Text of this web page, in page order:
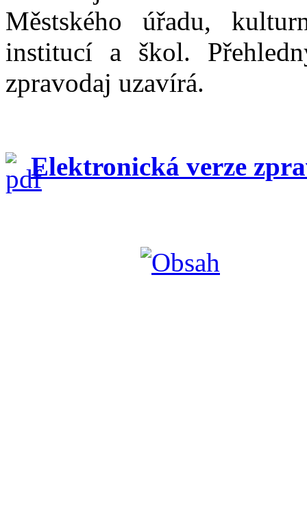
Městského úřadu,
institucí a škol.
zpravodaj uzavírá.
Elektronická verze